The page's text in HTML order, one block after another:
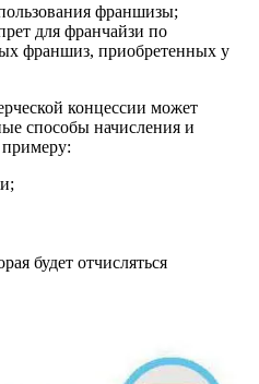
франшизы;
для франчайзи по
франшиз, приобретенных у
концессии может
способы начисления и
будет отчисляться